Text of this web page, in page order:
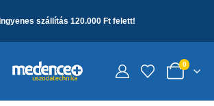
Ingyenes szállítás 120.000 Ft felett!
0